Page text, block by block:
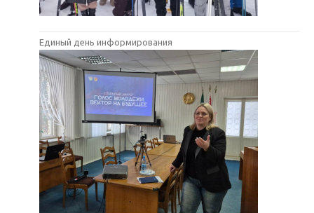
Единый день информирования